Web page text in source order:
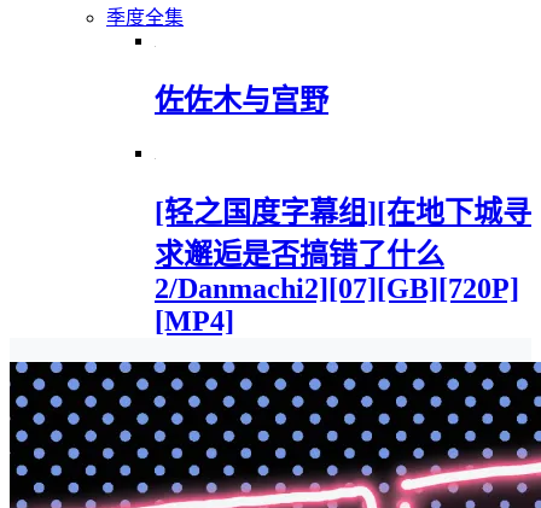
季度全集
佐佐木与宫野
[轻之国度字幕组][在地下城寻
求邂逅是否搞错了什么
2/Danmachi2][07][GB][720P]
[MP4]